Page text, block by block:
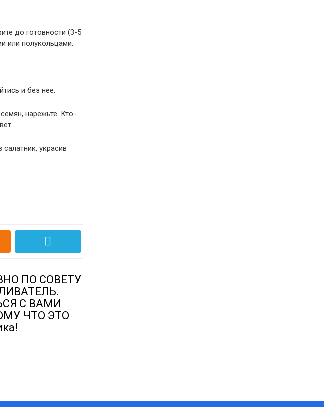
до готовности (3-5
или полукольцами.
и без нее.
нарежьте. Кто-
украсив
ПО СОВЕТУ
С ВАМИ
ЧТО ЭТО